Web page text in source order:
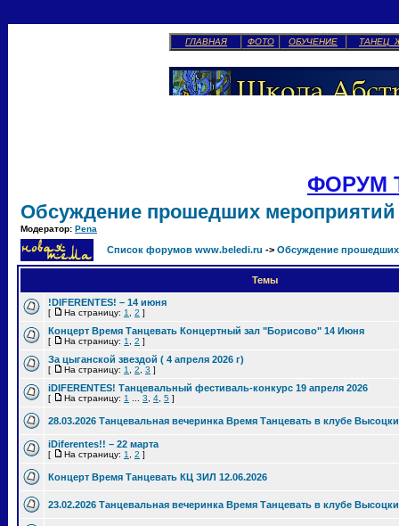
ГЛАВНАЯ ФОТО ОБУЧЕНИЕ ТАНЕЦ
ФОРУМ
Обсуждение прошедших мероприятий
Модератор: Pena
Список форумов www.beledi.ru -> Обсуждение
Темы
!DIFERENTES! – 14 июня
[ На страницу: 1 2 ]
Концерт Время Танцевать Концертный зал "Борисово" 14 Июня
[ На страницу: 1 2 ]
За цыганской звездой ( 4 апреля 2026 г)
[ На страницу: 1 2 3 ]
iDIFERENTES! Танцевальный фестиваль-конкурс 19 апреля 2026
[ На страницу: 1 3 4 5 ]
28.03.2026 Танцевальная вечеринка Время Танцевать в клубе
iDiferentes!! – 22 марта
[ На страницу: 1 2 ]
Концерт Время Танцевать КЦ ЗИЛ 12.06.2026
23.02.2026 Танцевальная вечеринка Время Танцевать в клубе